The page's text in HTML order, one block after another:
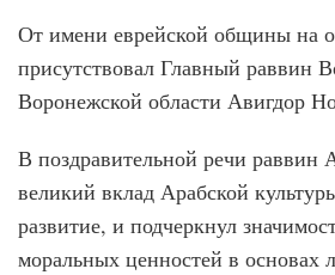
От имени еврейской общины на
присутствовал Главный раввин
Воронежской области Авигдор
В поздравительной речи раввин
великий вклад Арабской
развитие, и подчеркнул
моральных ценностей в основах